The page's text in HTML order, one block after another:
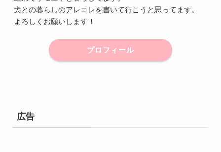
犬との暮らしのアレコレを書いて行こうと思ってます。
よろしくお願いします！
プロフィール
広告